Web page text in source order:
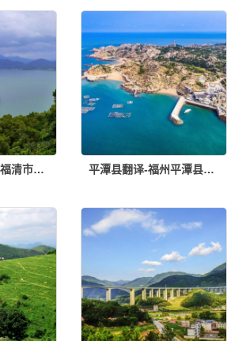
福清市翻译-福州福清市翻译公司 平潭县翻译-福州平潭县翻译公司